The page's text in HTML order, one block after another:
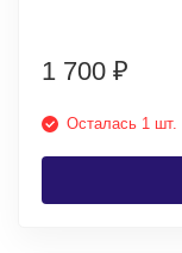
1 700 ₽
Осталась 1 шт.